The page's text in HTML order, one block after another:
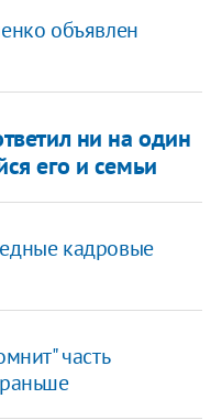
объявлен
ни на один
его и семьи
кадровые
часть